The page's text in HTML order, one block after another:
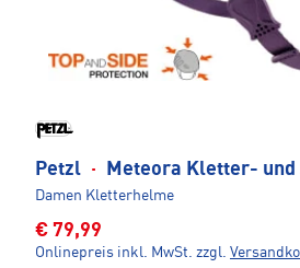
Petzl · Meteora Kletter-
Damen Kletterhelme
€ 79,99
Onlinepreis inkl. MwSt. zzgl.